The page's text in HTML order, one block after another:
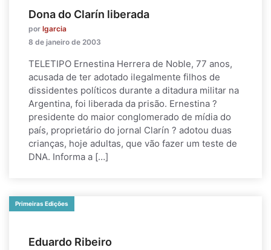
Dona do Clarín liberada
por lgarcia
8 de janeiro de 2003
TELETIPO Ernestina Herrera de Noble, 77 anos,
acusada de ter adotado ilegalmente filhos de
dissidentes políticos durante a ditadura militar na
Argentina, foi liberada da prisão. Ernestina ?
presidente do maior conglomerado de mídia do
país, proprietário do jornal Clarín ? adotou duas
crianças, hoje adultas, que vão fazer um teste de
DNA. Informa a […]
Primeiras Edições
Eduardo Ribeiro